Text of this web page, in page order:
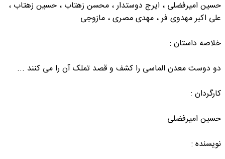
حسین امیرفضلی ، ایرج دوستدار ، محسن زهتاب ، حسین زهتاب ،
علی اکبر مهدوی فر ، مهدی مصری ، مازوجی
خلاصه داستان :
دو دوست معدن الماسی را کشف و قصد تملک آن را می کنند ...
کارگردان :
حسین امیرفضلی
نویسنده :